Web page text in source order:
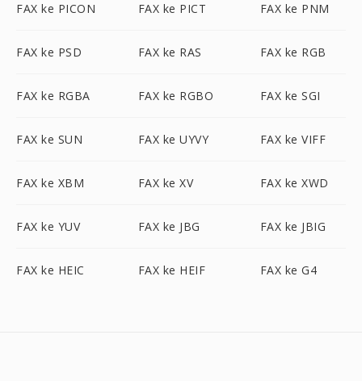
FAX ke PICON FAX ke PICT FAX ke PNM
FAX ke PSD FAX ke RAS FAX ke RGB
FAX ke RGBA FAX ke RGBO FAX ke SGI
FAX ke SUN FAX ke UYVY FAX ke VIFF
FAX ke XBM FAX ke XV FAX ke XWD
FAX ke YUV FAX ke JBG FAX ke JBIG
FAX ke HEIC FAX ke HEIF FAX ke G4